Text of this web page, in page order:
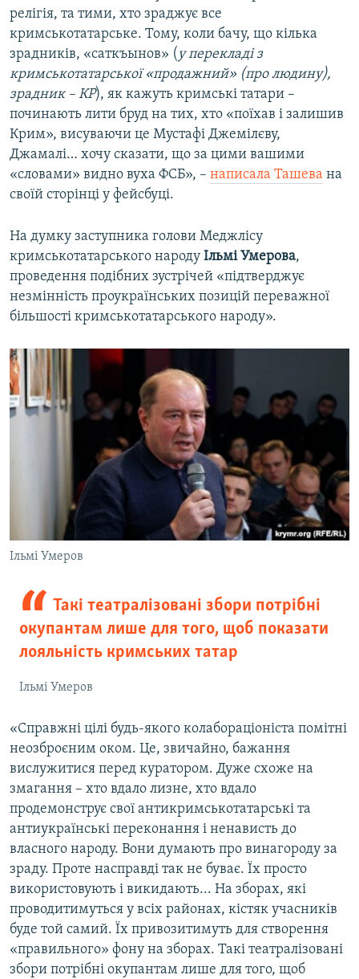
релігія, та тими, хто зраджує все
кримськотатарське. Тому, коли бачу, що кілька
зрадників, «саткъынов» ( у перекладі з
кримськотатарської «продажний» (про людину),
зрадник – КР), як кажуть кримські татари –
починають лити бруд на тих, хто «поїхав і залишив
Крим», висуваючи це Мустафі Джемілєву,
Джамалі… хочу сказати, що за цими вашими
«словами» видно вуха ФСБ», – написала Ташева на
своїй сторінці у фейсбуці.
На думку заступника голови Меджлісу
кримськотатарського народу Ільмі Умерова,
проведення подібних зустрічей «підтверджує
незмінність проукраїнських позицій переважної
більшості кримськотатарського народу».
Ільмі Умеров
Такі театралізовані збори потрібні
окупантам лише для того, щоб показати
лояльність кримських татар
Ільмі Умеров
«Справжні цілі будь-якого колабораціоніста помітні
неозброєним оком. Це, звичайно, бажання
вислужитися перед куратором. Дуже схоже на
змагання – хто вдало лизне, хто вдало
продемонструє свої антикримськотатарські та
антиукраїнські переконання і ненависть до
власного народу. Вони думають про винагороду за
зраду. Проте насправді так не буває. Їх просто
використовують і викидають... На зборах, які
проводитимуться у всіх районах, кістяк учасників
буде той самий. Їх привозитимуть для створення
«правильного» фону на зборах. Такі театралізовані
збори потрібні окупантам лише для того, щоб